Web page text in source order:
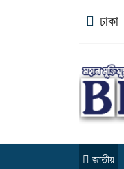
ঢাকা
জাতীয়